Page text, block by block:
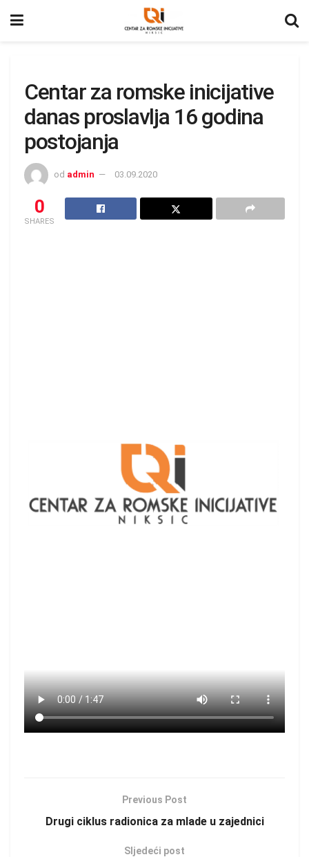
Centar za romske inicijative
danas proslavlja 16 godina
postojanja
od admin 03.09.2020
0
SHARES
Previous Post
Drugi ciklus radionica za mlade u zajednici
Sljedeći post